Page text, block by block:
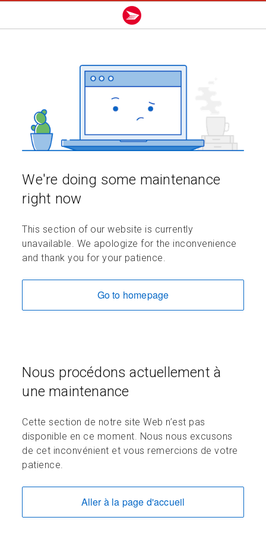
We're doing some maintenance
right now
This section of our website is currently
unavailable. We apologize for the inconvenience
and thank you for your patience.
Go to homepage
Nous procédons actuellement à
une maintenance
Cette section de notre site Web n’est pas
disponible en ce moment. Nous nous excusons
de cet inconvénient et vous remercions de votre
patience.
Aller à la page d'accueil